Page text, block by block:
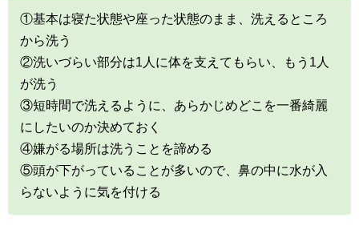
①基本は寝た状態や座った状態のまま、洗えるところ
から洗う
②洗いづらい部分は1人に体を支えてもらい、もう1人
が洗う
③短時間で洗えるように、あらかじめどこを一番綺麗
にしたいのか決めておく
④嫌がる場所は洗うことを諦める
⑤頭が下がっていることが多いので、鼻の中に水が入
らないように気を付ける